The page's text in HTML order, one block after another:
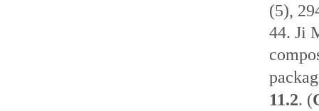
(5),
44. Ji
11.2. (